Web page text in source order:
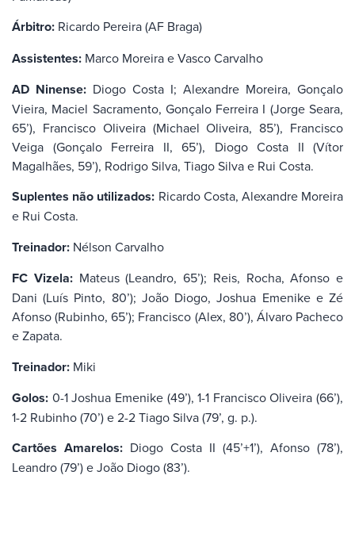
Árbitro: Ricardo Pereira (AF Braga)
Assistentes: Marco Moreira e Vasco Carvalho
AD Ninense: Diogo Costa I; Alexandre Moreira, Gonçalo
Vieira, Maciel Sacramento, Gonçalo Ferreira I (Jorge Seara,
65’), Francisco Oliveira (Michael Oliveira, 85’), Francisco
Veiga (Gonçalo Ferreira II, 65’), Diogo Costa II (Vítor
Magalhães, 59’), Rodrigo Silva, Tiago Silva e Rui Costa.
Suplentes não utilizados: Ricardo Costa, Alexandre Moreira
e Rui Costa.
Treinador: Nélson Carvalho
FC Vizela:Mateus (Leandro, 65’); Reis, Rocha, Afonso e
Dani (Luís Pinto, 80’); João Diogo, Joshua Emenike e Zé
Afonso (Rubinho, 65’); Francisco (Alex, 80’), Álvaro Pacheco
e Zapata.
Treinador: Miki
Golos: 0-1 Joshua Emenike (49’), 1-1 Francisco Oliveira (66’),
1-2 Rubinho (70’) e 2-2 Tiago Silva (79’, g. p.).
Cartões Amarelos: Diogo Costa II (45’+1’), Afonso (78’),
Leandro (79’) e João Diogo (83’).